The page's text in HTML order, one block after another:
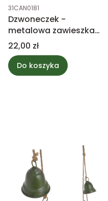
Kod produktu
31CAN0181
Dzwoneczek -
metalowa zawieszka
10cm
Cena
22,00 zł
Do koszyka